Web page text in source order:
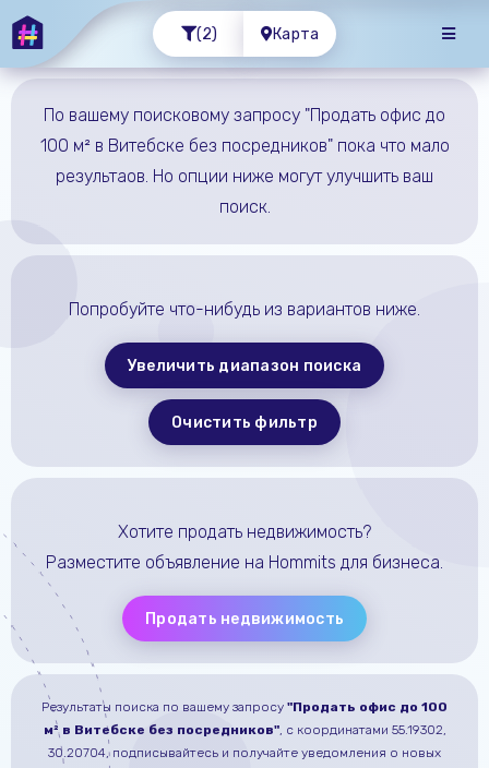
(2) Карта
По вашему поисковому запросу "Продать офис до
100 м² в Витебске без посредников" пока что мало
результаов. Но опции ниже могут улучшить ваш
поиск.
Попробуйте что-нибудь из вариантов ниже.
Увеличить диапазон поиска
Очистить фильтр
Хотите продать недвижимость?
Разместите объявление на Hommits для бизнеса.
Продать недвижимость
Результаты поиска по вашему запросу "Продать офис до 100
м² в Витебске без посредников", с координатами 55.19302,
30.20704, подписывайтесь и получайте уведомления о новых